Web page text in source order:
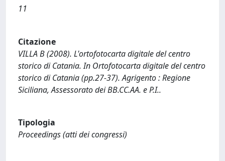
11
Citazione
VILLA B (2008). L'ortofotocarta digitale del centro
storico di Catania. In Ortofotocarta digitale del centro
storico di Catania (pp.27-37). Agrigento : Regione
Siciliana, Assessorato dei BB.CC.AA. e P.I..
Tipologia
Proceedings (atti dei congressi)